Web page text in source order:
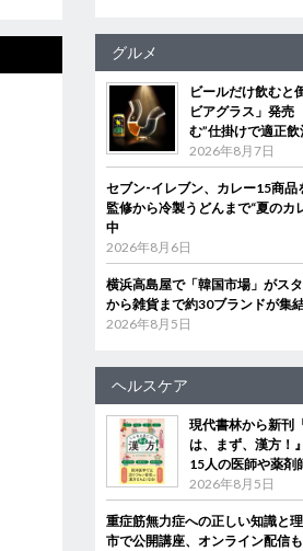
グルメ
ビールだけ飲むと
ビアグラス」発
む”仕掛けで適正
2026年8月7日
セブン‐イレブン、カレー15商
監修から冷製うどんまで“夏のカ
中
2026年8月6日
横浜高島屋で「韓国市場」がス
から雑貨まで約30ブランドが集
2026年8月5日
ヘルスケア
現代書林から新刊
は、まず、漢方
15人の医師や薬剤
2026年8月5日
重症筋無力症への正しい知識と
市で公開講座、オンライン配信も